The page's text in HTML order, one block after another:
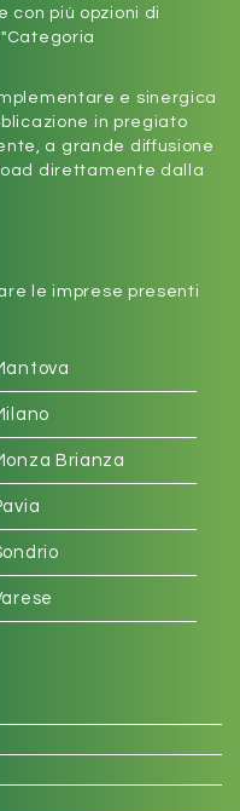
con più opzioni di
e sinergica
in pregiato
a grande diffusione
direttamente dalla
le imprese presenti
Brianza